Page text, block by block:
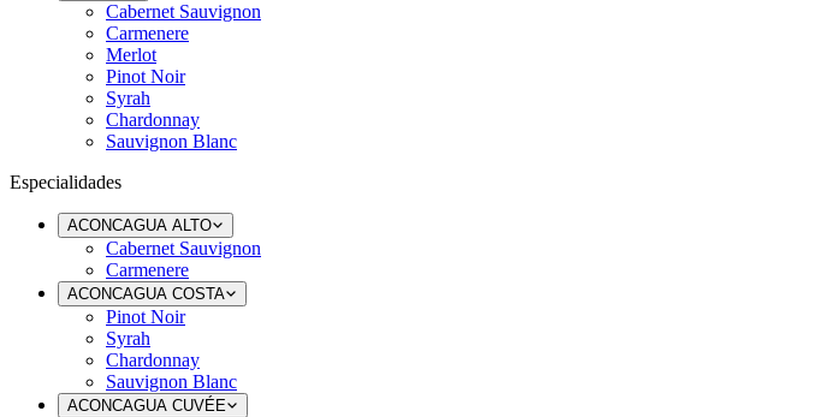
Cabernet Sauvignon
Carmenere
Merlot
Pinot Noir
Syrah
Chardonnay
Sauvignon Blanc
Especialidades
ACONCAGUA ALTO
Cabernet Sauvignon
Carmenere
ACONCAGUA COSTA
Pinot Noir
Syrah
Chardonnay
Sauvignon Blanc
ACONCAGUA CUVÉE